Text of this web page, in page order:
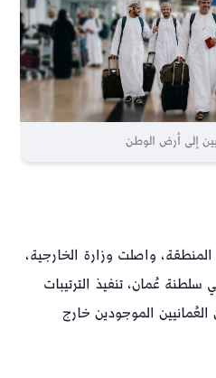
إلى أرض الوطن
واصلت وزارة الخارجية،
عُمان، تنفيذ الترتيبات
العُمانيين الموجودين خارج